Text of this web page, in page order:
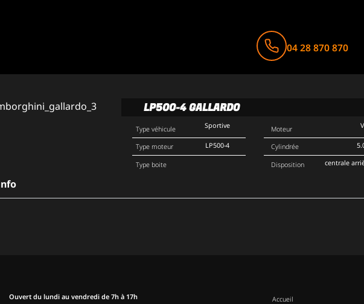
04 28 870 870
LP500-4 GALLARDO
Type véhicule
Type moteur
Type boite
Sportive
LP500-4
Moteur
Cylindrée
Disposition centrale
Ouvert du lundi au vendredi de 7h à 17h
Accueil